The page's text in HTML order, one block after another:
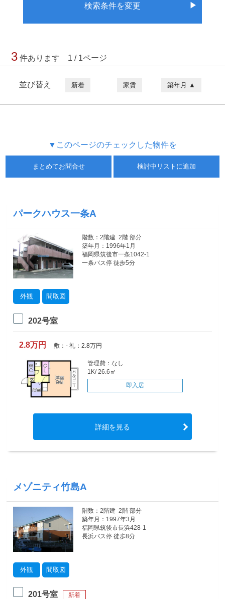
検索条件を変更 ▶
3 件あります 1 / 1ページ
並び替え 新着 家賃 築年月 ▲
▼このページのチェックした物件を
まとめてお問合せ 検討中リストに追加
パークハウス一条A
外観 間取図
階数：2階建 2階 部分
築年月：1996年1月
福岡県筑後市一条1042-1
一条バス停 徒歩5分
202号室
2.8万円 敷：- 礼：2.8万円
管理費：なし
1K/ 26.6㎡
即入居
詳細を見る
メゾニティ竹島A
外観 間取図
階数：2階建 2階 部分
築年月：1997年3月
福岡県筑後市長浜428-1
長浜バス停 徒歩8分
201号室 新着